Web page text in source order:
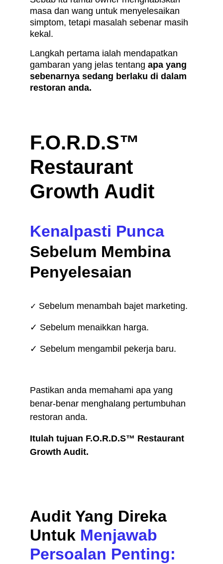
masa dan wang untuk menyelesaikan
simptom, tetapi masalah sebenar masih
kekal.
Langkah pertama ialah mendapatkan
gambaran yang jelas tentang apa yang
sebenarnya sedang berlaku di dalam
restoran anda.
F.O.R.D.S™
Restaurant
Growth Audit
Kenalpasti Punca
Sebelum Membina
Penyelesaian
✓ Sebelum menambah bajet marketing.
✓ Sebelum menaikkan harga.
✓ Sebelum mengambil pekerja baru.
Pastikan anda memahami apa yang
benar-benar menghalang pertumbuhan
restoran anda.
Itulah tujuan F.O.R.D.S™ Restaurant
Growth Audit.
Audit Yang Direka
Untuk Menjawab
Persoalan Penting: